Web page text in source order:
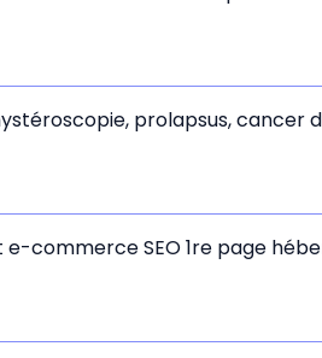
prolapsus, cancer
e-commerce SEO 1re page